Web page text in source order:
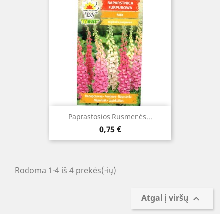
Paprastosios Rusmenės...
Kaina
0,75 €
Rodoma 1-4 iš 4 prekės(-ių)
Atgal į viršų 